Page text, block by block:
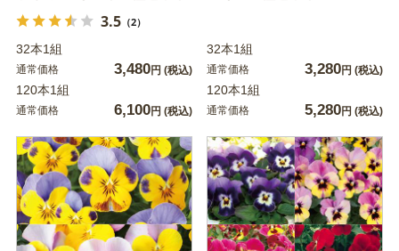
3.5（2）
32本1組
通常価格 3,480円 (税込)
120本1組
通常価格 6,100円 (税込)
32本1組
通常価格 3,280円 (税込)
120本1組
通常価格 5,280円 (税込)